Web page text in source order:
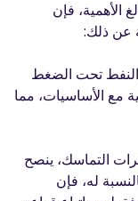
الأهمية، فإن
عن ذلك:
تحت الضغط
مع الأساسيات، مما
التماسك، ينصح
له، فإن